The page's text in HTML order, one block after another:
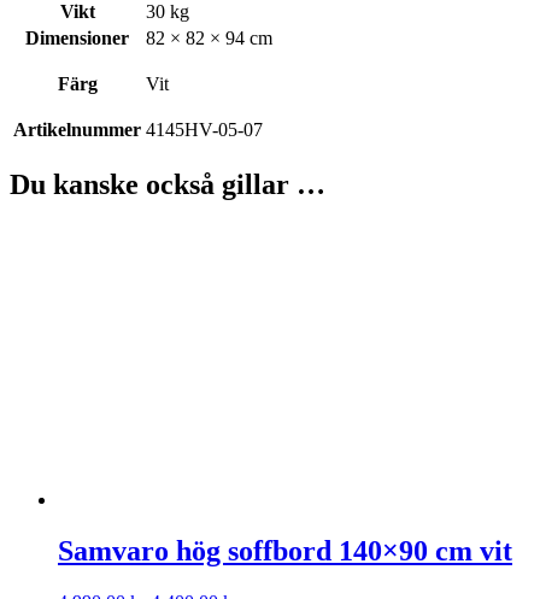
Vikt
30 kg
Dimensioner
82 × 82 × 94 cm
Färg Vit
Artikelnummer 4145HV-05-07
Du kanske också gillar …
Samvaro hög soffbord 140×90 cm vit